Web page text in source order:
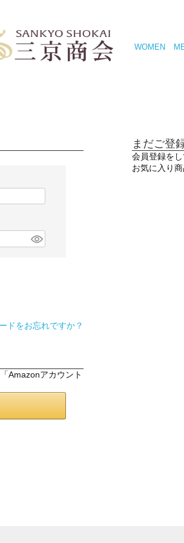
WOMEN
ドをお忘れですか？
Amazonアカウント
まだご登
会員登録を
お気に入り